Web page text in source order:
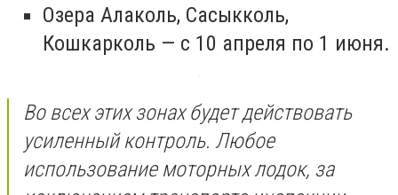
Озера Алаколь, Сасыкколь,
Кошкарколь — с 10 апреля по 1 июня.
Во всех этих зонах будет действовать
усиленный контроль. Любое
использование моторных лодок, за